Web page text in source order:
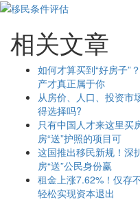
相关文章
如何才算买到“好房子”
产才真正属于你
从房价、人口、投资市
得选择吗?
只有中国人才来这里买
房“送”护照的项目可
这国推出移民新规！深
房“送”公民身份赢
租金上涨7.62%！仅存
轻松实现资本退出